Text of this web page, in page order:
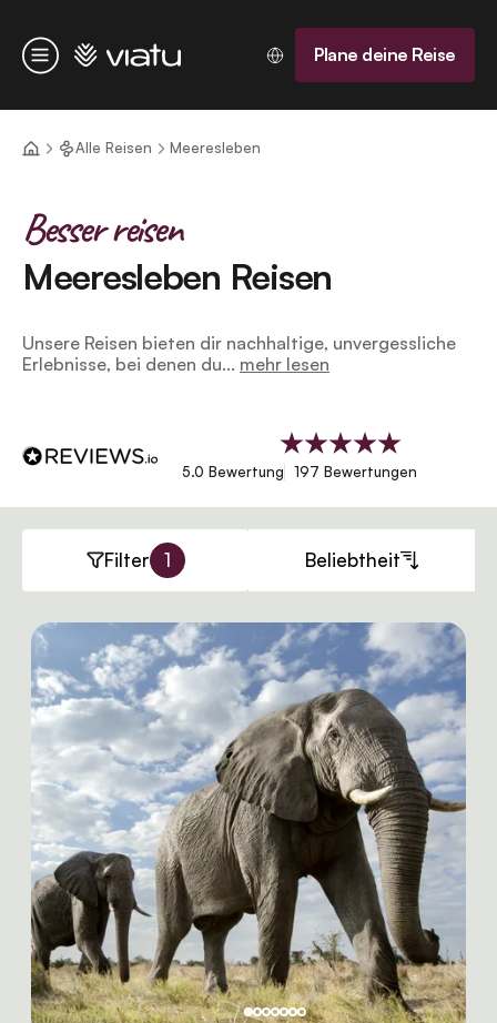
Menü
Startseite Plane deine Reise
Alle Reisen Meeresleben
Meeresleben Reisen
Besser reisen
Unsere Reisen bieten dir nachhaltige, unvergessliche
Erlebnisse, bei denen du... mehr lesen
5.0 Bewertung 197 Bewertungen
Filter 1 Beliebtheit